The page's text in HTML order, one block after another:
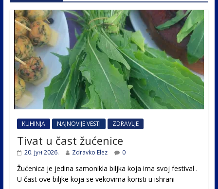
KUHINJA NAJNOVIJE VESTI ZDRAVLJE
Tivat u čast žućenice
20. јун 2026. Zdravko Elez 0
Žućenica je jedina samonikla biljka koja ima svoj festival .
U čast ovе biljke koja se vekovima koristi u ishrani